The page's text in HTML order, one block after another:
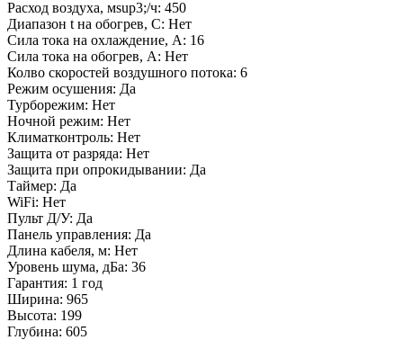
Расход воздуха, мsup3;/ч: 450
Диапазон t на обогрев, С: Нет
Сила тока на охлаждение, А: 16
Сила тока на обогрев, А: Нет
Колво скоростей воздушного потока: 6
Режим осушения: Да
Турборежим: Нет
Ночной режим: Нет
Климатконтроль: Нет
Защита от разряда: Нет
Защита при опрокидывании: Да
Таймер: Да
WiFi: Нет
Пульт Д/У: Да
Панель управления: Да
Длина кабеля, м: Нет
Уровень шума, дБа: 36
Гарантия: 1 год
Ширина: 965
Высота: 199
Глубина: 605